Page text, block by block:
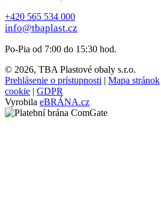
+420 565 534 000
info@tbaplast.cz
Po-Pia od 7:00 do 15:30 hod.
© 2026, TBA Plastové obaly s.r.o.
Prehlásenie o prístupnosti | Mapa stránok
cookie | GDPR
Vyrobila eBRÁNA.cz